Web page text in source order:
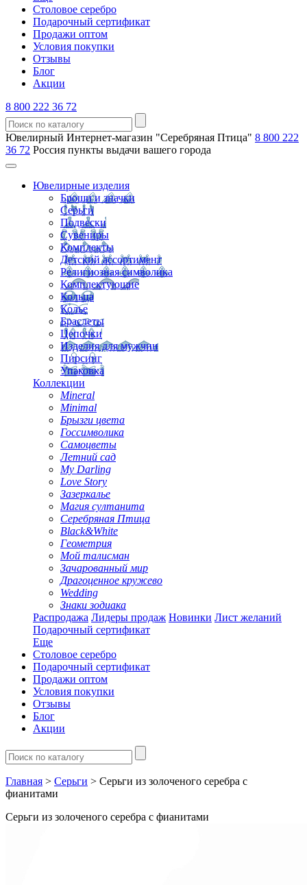
Столовое серебро
Подарочный сертификат
Продажи оптом
Условия покупки
Отзывы
Блог
Акции
8 800 222 36 72
Ювелирный Интернет-магазин "Серебряная Птица" 8 800 222
36 72 Россия пункты выдачи вашего города
Ювелирные изделия
Броши и значки
Серьги
Подвески
Сувениры
Комплекты
Детский ассортимент
Религиозная символика
Комплектующие
Кольца
Колье
Браслеты
Цепочки
Изделия для мужчин
Пирсинг
Упаковка
Коллекции
Mineral
Minimal
Брызги цвета
Госсимволика
Самоцветы
Летний сад
My Darling
Love Story
Зазеркалье
Магия султанита
Серебряная Птица
Black&White
Геометрия
Мой талисман
Зачарованный мир
Драгоценное кружево
Wedding
Знаки зодиака
Распродажа Лидеры продаж Новинки Лист желаний
Подарочный сертификат
Еще
Столовое серебро
Подарочный сертификат
Продажи оптом
Условия покупки
Отзывы
Блог
Акции
Главная > Серьги > Серьги из золоченого серебра с
фианитами
Серьги из золоченого серебра с фианитами